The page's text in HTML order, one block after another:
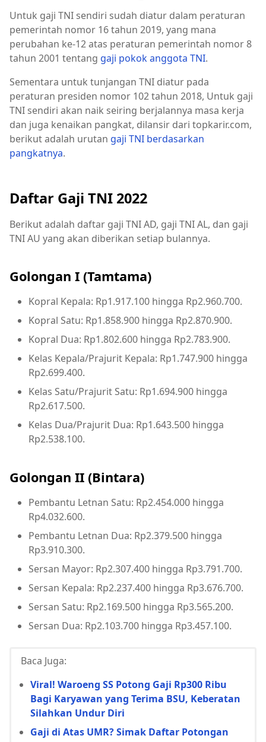
Untuk gaji TNI sendiri sudah diatur dalam peraturan
pemerintah nomor 16 tahun 2019, yang mana
perubahan ke-12 atas peraturan pemerintah nomor 8
tahun 2001 tentang gaji pokok anggota TNI.
Sementara untuk tunjangan TNI diatur pada
peraturan presiden nomor 102 tahun 2018, Untuk gaji
TNI sendiri akan naik seiring berjalannya masa kerja
dan juga kenaikan pangkat, dilansir dari topkarir.com,
berikut adalah urutan gaji TNI berdasarkan
pangkatnya.
Daftar Gaji TNI 2022
Berikut adalah daftar gaji TNI AD, gaji TNI AL, dan gaji
TNI AU yang akan diberikan setiap bulannya.
Golongan I (Tamtama)
Kopral Kepala: Rp1.917.100 hingga Rp2.960.700.
Kopral Satu: Rp1.858.900 hingga Rp2.870.900.
Kopral Dua: Rp1.802.600 hingga Rp2.783.900.
Kelas Kepala/Prajurit Kepala: Rp1.747.900 hingga
Rp2.699.400.
Kelas Satu/Prajurit Satu: Rp1.694.900 hingga
Rp2.617.500.
Kelas Dua/Prajurit Dua: Rp1.643.500 hingga
Rp2.538.100.
Golongan II (Bintara)
Pembantu Letnan Satu: Rp2.454.000 hingga
Rp4.032.600.
Pembantu Letnan Dua: Rp2.379.500 hingga
Rp3.910.300.
Sersan Mayor: Rp2.307.400 hingga Rp3.791.700.
Sersan Kepala: Rp2.237.400 hingga Rp3.676.700.
Sersan Satu: Rp2.169.500 hingga Rp3.565.200.
Sersan Dua: Rp2.103.700 hingga Rp3.457.100.
Baca Juga:
Viral! Waroeng SS Potong Gaji Rp300 Ribu
Bagi Karyawan yang Terima BSU, Keberatan
Silahkan Undur Diri
Gaji di Atas UMR? Simak Daftar Potongan